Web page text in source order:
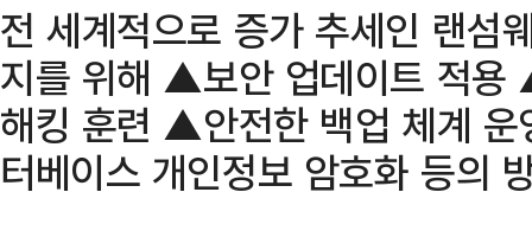
전 세계적으로 증가 추세인 랜섬
지를 위해 ▲보안 업데이트 적용
해킹 훈련 ▲안전한 백업 체계
터베이스 개인정보 암호화 등의